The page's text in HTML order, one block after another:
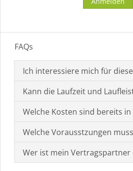
FAQs
Ich interessiere mich für
Kann die Laufzeit und
Welche Kosten sind bereits
Welche Vorausstzungen
Wer ist mein Vertragspartner